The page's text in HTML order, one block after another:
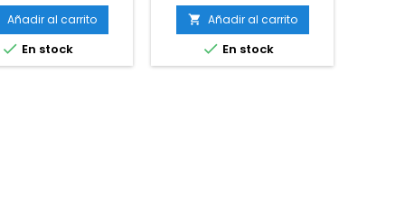
Añadir al carrito
 En stock
 Añadir al carrito
 En stock